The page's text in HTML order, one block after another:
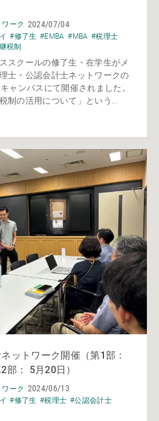
ーク 2024/07/04
#修了生 #EMBA #MBA #税理士
税制
スクールの修了生・在学生がメ
士・公認会計士ネットワークの
ャンパスにて開催されました。
制の活用について」という...
ットワーク開催（第1部：
： 5月20日）
ーク 2024/06/13
#修了生 #税理士 #公認会計士